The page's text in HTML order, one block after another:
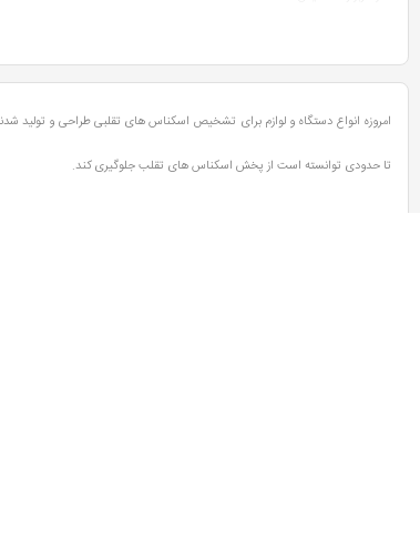
امروزه انواع دستگاه و لوازم برای تشخیص اسکناس های تقلبی طراحی و تولید
تا حدودی توانسته است از پخش اسکناس های تقلب جلوگیری کند.